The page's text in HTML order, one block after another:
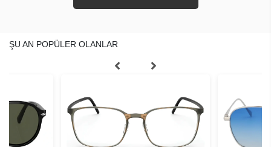
ŞU AN POPÜLER OLANLAR